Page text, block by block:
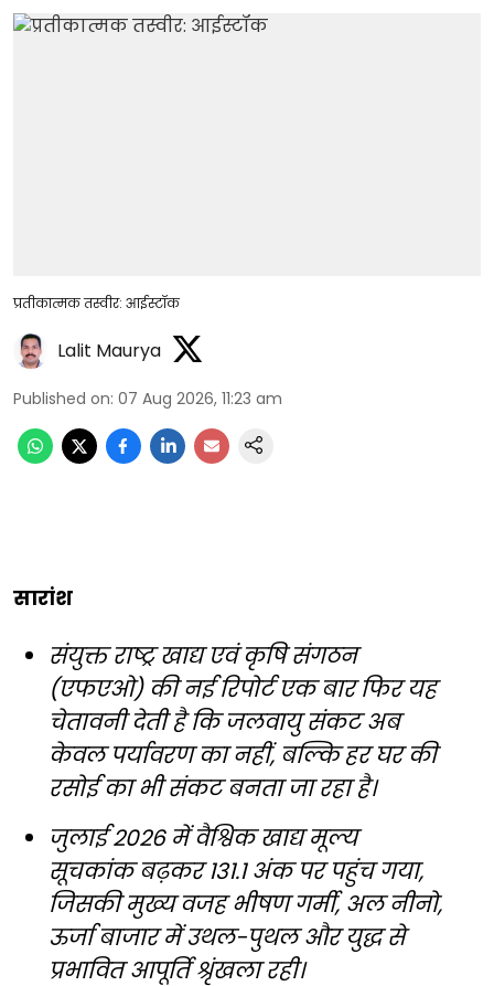
प्रतीकात्मक तस्वीर: आईस्टॉक
Lalit Maurya
Published on: 07 Aug 2026, 11:23 am
सारांश
संयुक्त राष्ट्र खाद्य एवं कृषि संगठन
(एफएओ) की नई रिपोर्ट एक बार फिर यह
चेतावनी देती है कि जलवायु संकट अब
केवल पर्यावरण का नहीं, बल्कि हर घर की
रसोई का भी संकट बनता जा रहा है।
जुलाई 2026 में वैश्विक खाद्य मूल्य
सूचकांक बढ़कर 131.1 अंक पर पहुंच गया,
जिसकी मुख्य वजह भीषण गर्मी, अल नीनो,
ऊर्जा बाजार में उथल-पुथल और युद्ध से
प्रभावित आपूर्ति श्रृंखला रही।